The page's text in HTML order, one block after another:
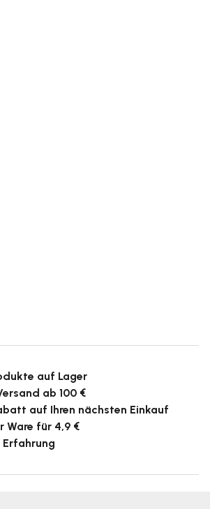
auf Lager
ab 100 €
auf Ihren nächsten Einkauf
Ware für 4,9 €
Erfahrung